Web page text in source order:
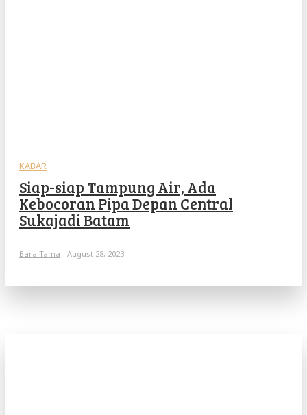
KABAR
Siap-siap Tampung Air, Ada
Kebocoran Pipa Depan Central
Sukajadi Batam
Bara Tama - August 28, 2023